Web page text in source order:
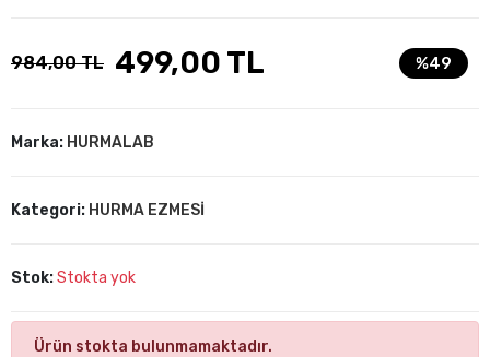
984,00 TL 499,00 TL %49
Marka: HURMALAB
Kategori: HURMA EZMESİ
Stok:Stokta yok
Ürün stokta bulunmamaktadır.